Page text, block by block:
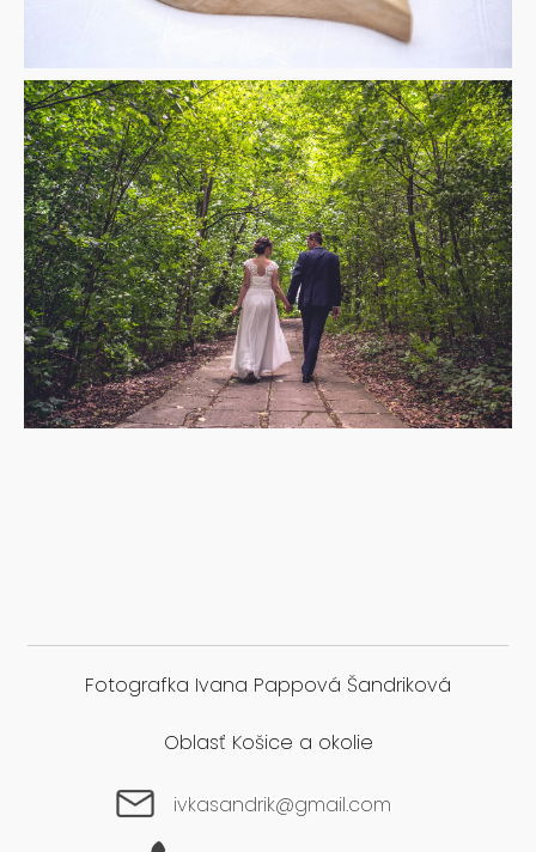
Fotografka Ivana Pappová Šandriková
Oblasť Košice a okolie
ivkasandrik@gmail.com